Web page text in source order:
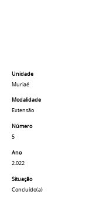
Unidade
Muriaé
Modalidade
Extensão
Número
5
Ano
2.022
Situação
Concluído(a)